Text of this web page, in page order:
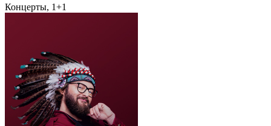
Концерты, 1+1